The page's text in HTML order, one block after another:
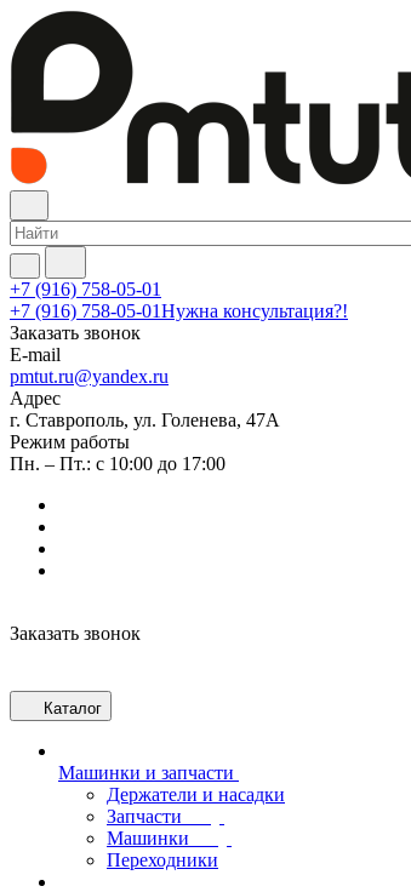
+7 (916) 758-05-01
+7 (916) 758-05-01Нужна консультация?!
Заказать звонок
E-mail
pmtut.ru@yandex.ru
Адрес
г. Ставрополь, ул. Голенева, 47А
Режим работы
Пн. – Пт.: с 10:00 до 17:00
Заказать звонок
Каталог
Машинки и запчасти
Держатели и насадки
Запчасти
Машинки
Переходники